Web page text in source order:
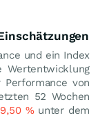
und ein Index
Wertentwicklung
von
52 Wochen
%unter dem